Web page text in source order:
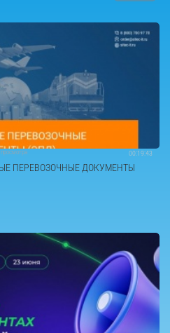
00:19:43
просмотра
ПЕРЕВОЗОЧНЫЕ ДОКУМЕНТЫ